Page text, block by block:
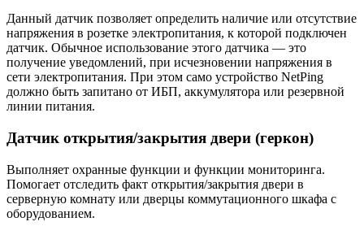
Данный датчик позволяет определить наличие или отсутствие
напряжения в розетке электропитания, к которой подключен
датчик. Обычное использование этого датчика — это
получение уведомлений, при исчезновении напряжения в
сети электропитания. При этом само устройство NetPing
должно быть запитано от ИБП, аккумулятора или резервной
линии питания.
Датчик открытия/закрытия двери (геркон)
Выполняет охранные функции и функции мониторинга.
Помогает отследить факт открытия/закрытия двери в
серверную комнату или дверцы коммутационного шкафа с
оборудованием.